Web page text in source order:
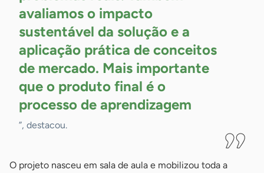
avaliamos o impacto
sustentável da solução e a
aplicação prática de conceitos
de mercado. Mais importante
que o produto final é o
processo de aprendizagem
”, destacou.
O projeto nasceu em sala de aula e mobilizou toda a